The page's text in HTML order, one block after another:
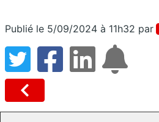
Publié le 5/09/2024 à 11h32 par